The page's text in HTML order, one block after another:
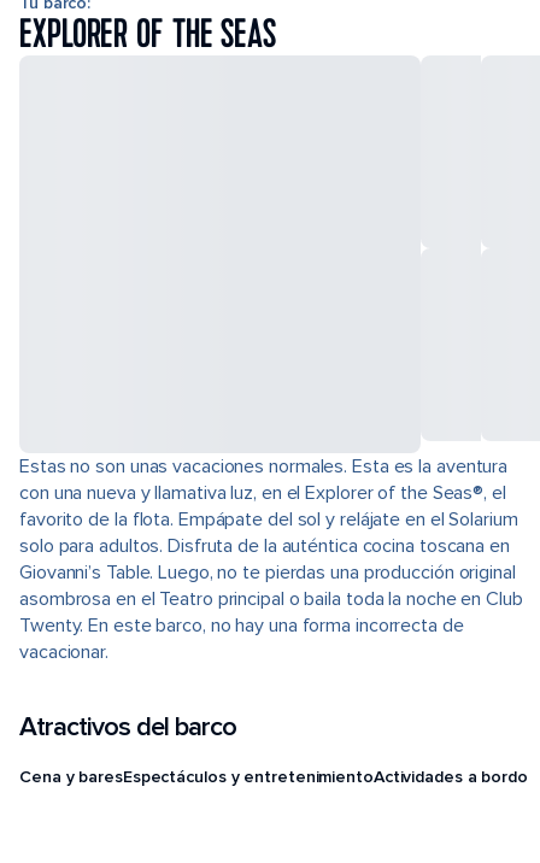
EXPLORER OF THE SEAS
Estas no son unas vacaciones normales. Esta es la aventura
con una nueva y llamativa luz, en el Explorer of the Seas®, el
favorito de la flota. Empápate del sol y relájate en el Solarium
solo para adultos. Disfruta de la auténtica cocina toscana en
Giovanni’s Table. Luego, no te pierdas una producción original
asombrosa en el Teatro principal o baila toda la noche en Club
Twenty. En este barco, no hay una forma incorrecta de
vacacionar.
Atractivos del barco
Cena y baresEspectáculos y entretenimientoActividades a bordo